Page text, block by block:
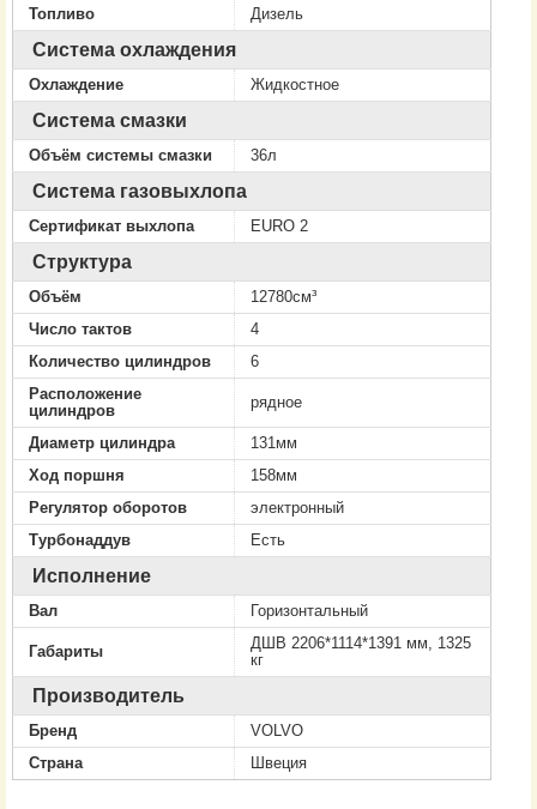
Топливо Дизель
Система охлаждения
Охлаждение Жидкостное
Система смазки
Объём системы смазки 36л
Система газовыхлопа
Сертификат выхлопа EURO 2
Структура
Объём
12780см³
Число тактов
4
Количество цилиндров
6
Расположение
цилиндров
рядное
Диаметр цилиндра
131мм
Ход поршня
158мм
Регулятор оборотов
электронный
Турбонаддув
Есть
Исполнение
Вал Горизонтальный
Габариты
ДШВ 2206*1114*1391 мм, 1325
кг
Производитель
Бренд
VOLVO
Страна
Швеция